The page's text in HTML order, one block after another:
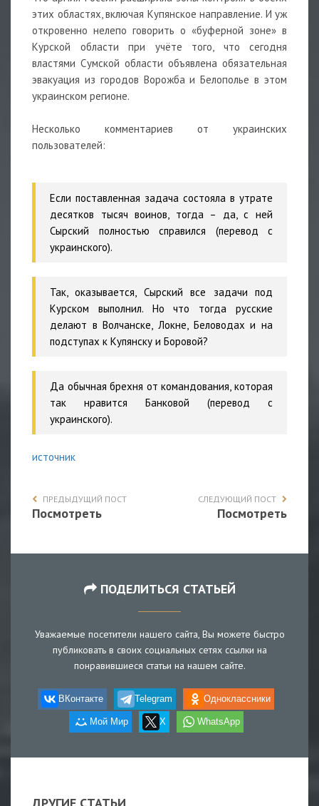
этих областях, включая Купянское направление. И уж
откровенно нелепо говорить о «буферной зоне» в
Курской области при учёте того, что сегодня
властями Сумской области объявлена обязательная
эвакуация из городов Ворожба и Белополье в этом
украинском регионе.
Несколько комментариев от украинских
пользователей:
Если поставленная задача состояла в утрате
десятков тысяч воинов, тогда – да, с ней
Сырский полностью справился (перевод с
украинского).
Так, оказывается, Сырский все задачи под
Курском выполнил. Но что тогда русские
делают в Волчанске, Локне, Беловодах и на
подступах к Купянску и Боровой?
Да обычная брехня от командования, которая
так нравится Банковой (перевод с
украинского).
источник
ПРЕДЫДУЩИЙ ПОСТ
Посмотреть
СЛЕДУЮЩИЙ ПОСТ
Посмотреть
ПОДЕЛИТЬСЯ СТАТЬЕЙ
Уважаемые посетители нашего сайта, Вы можете быстро
публиковать в своих социальных сетях ссылки на
понравившиеся статьи на нашем сайте.
ВКонтакте Telegram Одноклассники
Мой Мир X WhatsApp